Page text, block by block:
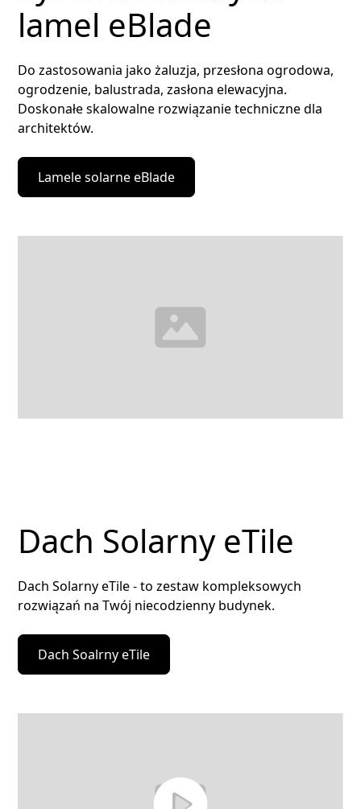
lamel eBlade
Do zastosowania jako żaluzja, przesłona ogrodowa,
ogrodzenie, balustrada, zasłona elewacyjna.
Doskonałe skalowalne rozwiązanie techniczne dla
architektów.
Lamele solarne eBlade
Dach Solarny eTile
Dach Solarny eTile - to zestaw kompleksowych
rozwiązań na Twój niecodzienny budynek.
Dach Soalrny eTile